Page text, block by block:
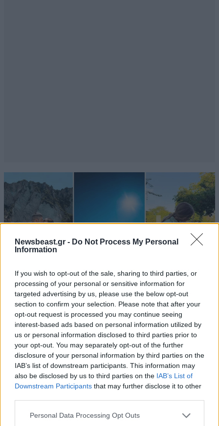
Newsbeast.gr - Do Not Process My Personal
Information
If you wish to opt-out of the sale, sharing to third parties, or
processing of your personal or sensitive information for
targeted advertising by us, please use the below opt-out
section to confirm your selection. Please note that after your
opt-out request is processed you may continue seeing
interest-based ads based on personal information utilized by
us or personal information disclosed to third parties prior to
your opt-out. You may separately opt-out of the further
disclosure of your personal information by third parties on the
IAB’s list of downstream participants. This information may
also be disclosed by us to third parties on the IAB’s List of
Downstream Participants that may further disclose it to other
Please note that this website/app uses one or more Google
Personal Data Processing Opt Outs
LIFESTYLE 08·08·2026 19:12
Εριέττα Κούρκουλου – Τα 33α γενέθλια και τα
φιλιά με τον Βύρωνα Βασιλειάδη: «Καμία στιγμή
ευτυχίας δεδομένη»